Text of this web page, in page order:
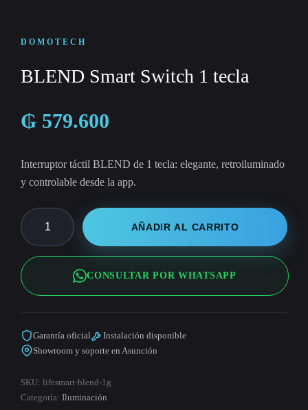
DOMOTECH
BLEND Smart Switch 1 tecla
₲ 579.600
Interruptor táctil BLEND de 1 tecla: elegante, retroiluminado
y controlable desde la app.
BLEND
Smart
Switch
1
AÑADIR AL CARRITO
CONSULTAR POR WHATSAPP
Garantía oficial
Instalación disponible
Showroom y soporte en Asunción
SKU:lifesmart-blend-1g
Categoría:Iluminación